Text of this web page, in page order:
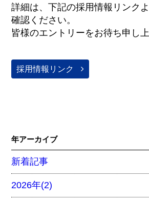
詳細は、下記の採用情報リンク
確認ください。
皆様のエントリーをお待ち申し
採用情報リンク
年アーカイブ
新着記事
2026年(2)